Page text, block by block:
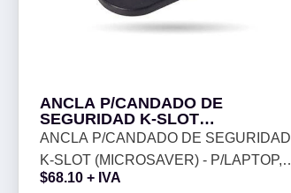
ANCLA P/CANDADO DE
SEGURIDAD K-SLOT
(MICROSAVER) - P/LAPTOP,
TABLET, CELULAR, TIPO PLACA
C/ADHESIVO, COLOR NEGRO,
BROBOTIX 406283
ANCLA P/CANDADO DE SEGURIDAD
K-SLOT (MICROSAVER) - P/LAPTOP,
TABLET, CELULAR, TIPO PLACA
$68.10 + IVA